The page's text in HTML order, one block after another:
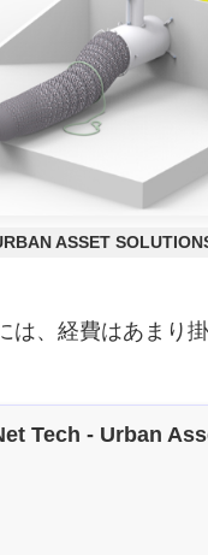
ASSET
、経費はあまり
Tech - Urban